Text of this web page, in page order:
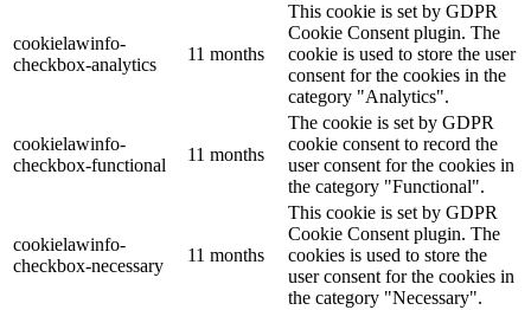
cookielawinfo-
checkbox-analytics
11 months
This cookie is set by GDPR
Cookie Consent plugin. The
cookie is used to store the user
consent for the cookies in the
category "Analytics".
cookielawinfo-
checkbox-functional
11 months
The cookie is set by GDPR
cookie consent to record the
user consent for the cookies in
the category "Functional".
cookielawinfo-
checkbox-necessary
11 months
This cookie is set by GDPR
Cookie Consent plugin. The
cookies is used to store the
user consent for the cookies in
the category "Necessary".